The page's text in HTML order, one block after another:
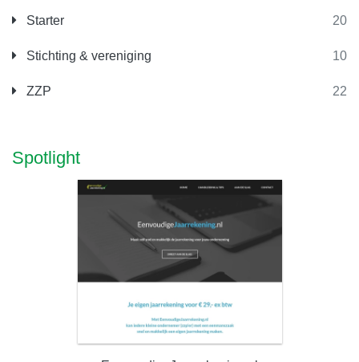
Starter 20
Stichting & vereniging 10
ZZP 22
Spotlight